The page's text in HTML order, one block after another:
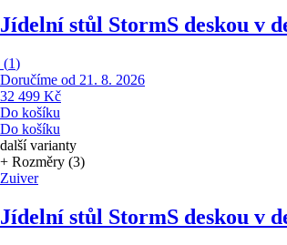
Jídelní stůl StormS deskou v
(1)
Doručíme od 21. 8. 2026
32 499 Kč
Do košíku
Do košíku
další varianty
+ Rozměry (3)
Zuiver
Jídelní stůl StormS deskou v